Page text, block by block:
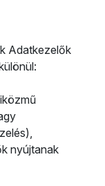
Adatkezelők
nyújtanak